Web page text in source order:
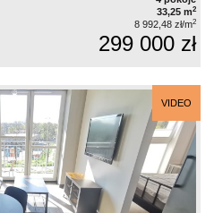
33,25 m2
8 992,48 zł/m2
299 000 zł
VIDEO